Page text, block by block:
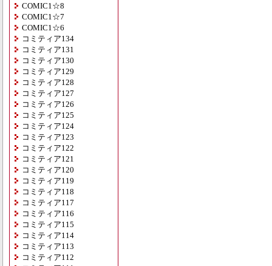
COMIC1☆8
COMIC1☆7
COMIC1☆6
コミティア134
コミティア131
コミティア130
コミティア129
コミティア128
コミティア127
コミティア126
コミティア125
コミティア124
コミティア123
コミティア122
コミティア121
コミティア120
コミティア119
コミティア118
コミティア117
コミティア116
コミティア115
コミティア114
コミティア113
コミティア112